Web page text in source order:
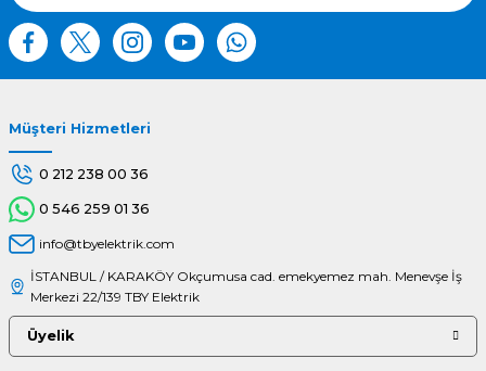
Müşteri Hizmetleri
0 212 238 00 36
0 546 259 01 36
info@tbyelektrik.com
İSTANBUL / KARAKÖY Okçumusa cad. emekyemez mah. Menevşe İş
Merkezi 22/139 TBY Elektrik
Üyelik